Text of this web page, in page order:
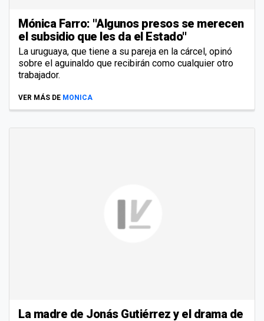
Mónica Farro: ''Algunos presos se merecen
el subsidio que les da el Estado''
La uruguaya, que tiene a su pareja en la cárcel, opinó
sobre el aguinaldo que recibirán como cualquier otro
trabajador.
VER MÁS DE MONICA
La madre de Jonás Gutiérrez y el drama de